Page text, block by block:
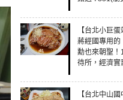
【台北小巨
蔣經國專用的
勳也來朝聖！
待所，經濟實
【台北中山